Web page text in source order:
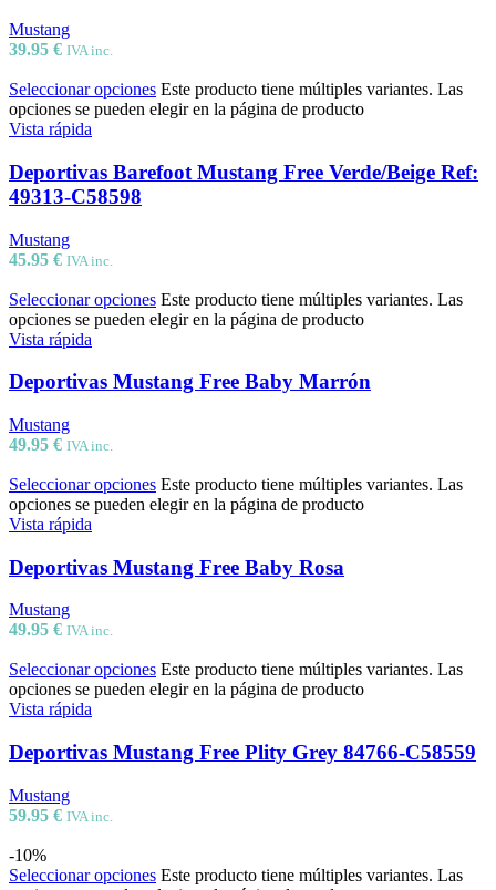
Mustang
39.95 € IVA inc.
Seleccionar opciones Este producto tiene múltiples variantes. Las
opciones se pueden elegir en la página de producto
Vista rápida
Deportivas Barefoot Mustang Free Verde/Beige Ref:
49313-C58598
Mustang
45.95 € IVA inc.
Seleccionar opciones Este producto tiene múltiples variantes. Las
opciones se pueden elegir en la página de producto
Vista rápida
Deportivas Mustang Free Baby Marrón
Mustang
49.95 € IVA inc.
Seleccionar opciones Este producto tiene múltiples variantes. Las
opciones se pueden elegir en la página de producto
Vista rápida
Deportivas Mustang Free Baby Rosa
Mustang
49.95 € IVA inc.
Seleccionar opciones Este producto tiene múltiples variantes. Las
opciones se pueden elegir en la página de producto
Vista rápida
Deportivas Mustang Free Plity Grey 84766-C58559
Mustang
59.95 € IVA inc.
-10%
Seleccionar opciones Este producto tiene múltiples variantes. Las